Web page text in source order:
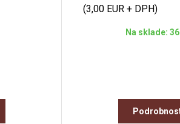
(3,00 EUR + DPH)
Na sklade: